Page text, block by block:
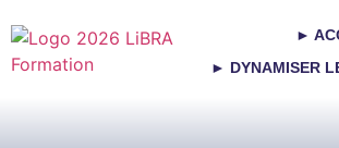
►
► DYNAMISER